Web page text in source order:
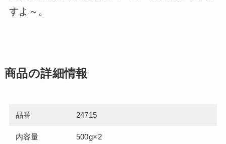
すよ～。
商品の詳細情報
品番 24715
内容量 500g×2